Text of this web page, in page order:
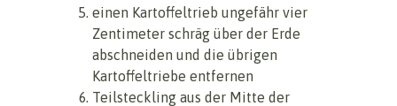
einen Kartoffeltrieb ungefähr vier
Zentimeter schräg über der Erde
abschneiden und die übrigen
Kartoffeltriebe entfernen
Teilsteckling aus der Mitte der